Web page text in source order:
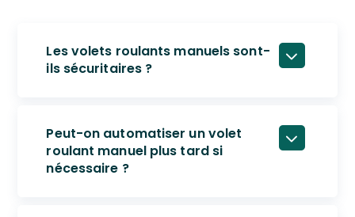
Les volets roulants manuels sont-
ils sécuritaires ?
Peut-on automatiser un volet
roulant manuel plus tard si
nécessaire ?